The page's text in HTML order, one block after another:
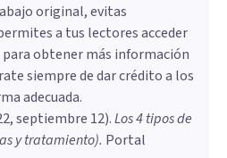
original, evitas
a tus lectores acceder
obtener más información
siempre de dar crédito a los
adecuada.
septiembre 12).Los 4 tipos de
y tratamiento). Portal